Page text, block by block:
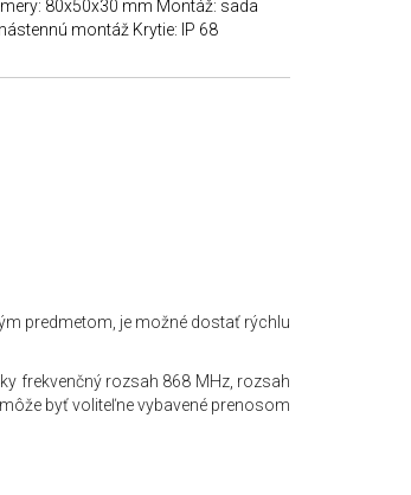
80x50x30 mm Montáž: sada
montáž Krytie: IP 68
predmetom, je možné dostať rýchlu
frekvenčný rozsah 868 MHz, rozsah
byť voliteľne vybavené prenosom